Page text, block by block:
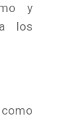
y
los